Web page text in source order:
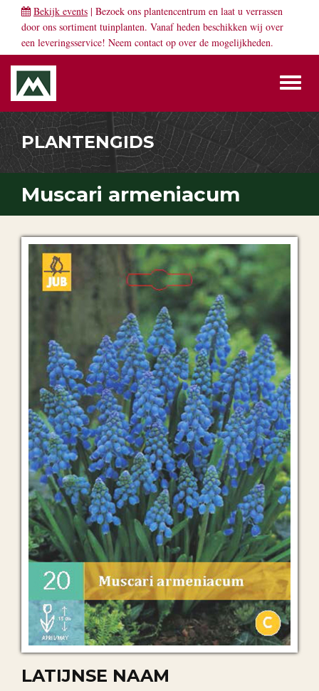
Bekijk events | Bezoek ons plantencentrum en laat u verrassen
door ons sortiment tuinplanten. Vanaf heden beschikken wij over
een leveringsservice! Neem contact op over de mogelijkheden.
PLANTENGIDS
Muscari armeniacum
LATIJNSE NAAM